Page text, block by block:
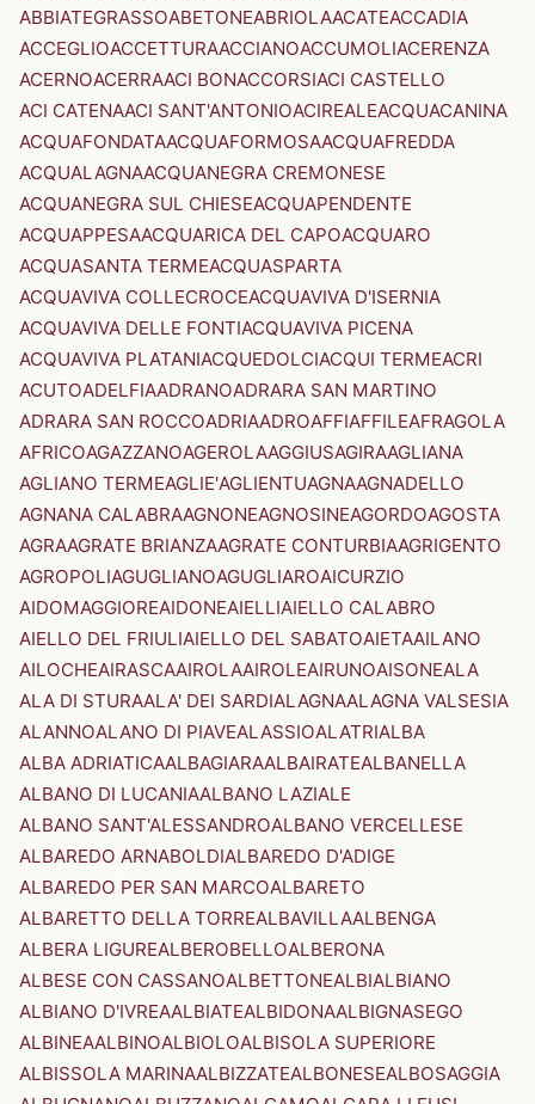
ABBIATEGRASSOABETONEABRIOLAACATEACCADIA
ACCEGLIOACCETTURAACCIANOACCUMOLIACERENZA
ACERNOACERRAACI BONACCORSIACI CASTELLO
ACI CATENAACI SANT'ANTONIOACIREALEACQUACANINA
ACQUAFONDATAACQUAFORMOSAACQUAFREDDA
ACQUALAGNAACQUANEGRA CREMONESE
ACQUANEGRA SUL CHIESEACQUAPENDENTE
ACQUAPPESAACQUARICA DEL CAPOACQUARO
ACQUASANTA TERMEACQUASPARTA
ACQUAVIVA COLLECROCEACQUAVIVA D'ISERNIA
ACQUAVIVA DELLE FONTIACQUAVIVA PICENA
ACQUAVIVA PLATANIACQUEDOLCIACQUI TERMEACRI
ACUTOADELFIAADRANOADRARA SAN MARTINO
ADRARA SAN ROCCOADRIAADROAFFIAFFILEAFRAGOLA
AFRICOAGAZZANOAGEROLAAGGIUSAGIRAAGLIANA
AGLIANO TERMEAGLIE'AGLIENTUAGNAAGNADELLO
AGNANA CALABRAAGNONEAGNOSINEAGORDOAGOSTA
AGRAAGRATE BRIANZAAGRATE CONTURBIAAGRIGENTO
AGROPOLIAGUGLIANOAGUGLIAROAICURZIO
AIDOMAGGIOREAIDONEAIELLIAIELLO CALABRO
AIELLO DEL FRIULIAIELLO DEL SABATOAIETAAILANO
AILOCHEAIRASCAAIROLAAIROLEAIRUNOAISONEALA
ALA DI STURAALA' DEI SARDIALAGNAALAGNA VALSESIA
ALANNOALANO DI PIAVEALASSIOALATRIALBA
ALBA ADRIATICAALBAGIARAALBAIRATEALBANELLA
ALBANO DI LUCANIAALBANO LAZIALE
ALBANO SANT'ALESSANDROALBANO VERCELLESE
ALBAREDO ARNABOLDIALBAREDO D'ADIGE
ALBAREDO PER SAN MARCOALBARETO
ALBARETTO DELLA TORREALBAVILLAALBENGA
ALBERA LIGUREALBEROBELLOALBERONA
ALBESE CON CASSANOALBETTONEALBIALBIANO
ALBIANO D'IVREAALBIATEALBIDONAALBIGNASEGO
ALBINEAALBINOALBIOLOALBISOLA SUPERIORE
ALBISSOLA MARINAALBIZZATEALBONESEALBOSAGGIA